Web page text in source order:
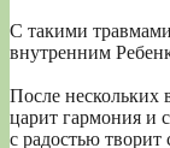
С такими
внутренним
После нескольких
царит гармония и
с радостью